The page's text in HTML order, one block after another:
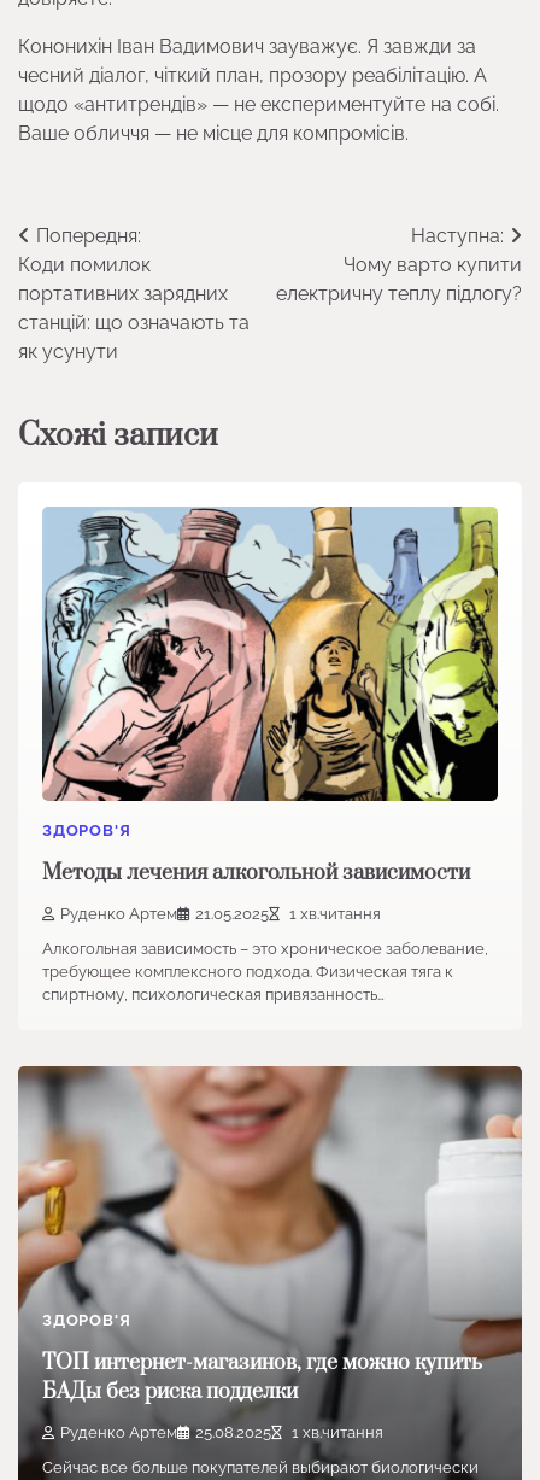
Кононихін Іван Вадимович зауважує. Я завжди за
чесний діалог, чіткий план, прозору реабілітацію. А
щодо «антитрендів» — не експериментуйте на собі.
Ваше обличчя — не місце для компромісів.
Навігація
записів
Попередня:
Коди помилок
портативних зарядних
станцій: що означають та
як усунути
Наступна:
Чому варто купити
електричну теплу підлогу?
Схожі записи
ЗДОРОВ'Я
Методы лечения алкогольной зависимости
Руденко Артем 21.05.2025
1 хв.читання
Алкогольная зависимость – это хроническое заболевание,
требующее комплексного подхода. Физическая тяга к
спиртному, психологическая привязанность…
ЗДОРОВ'Я
ТОП интернет-магазинов, где можно купить
БАДы без риска подделки
Руденко Артем 25.08.2025
1 хв.читання
Сейчас все больше покупателей выбирают биологически